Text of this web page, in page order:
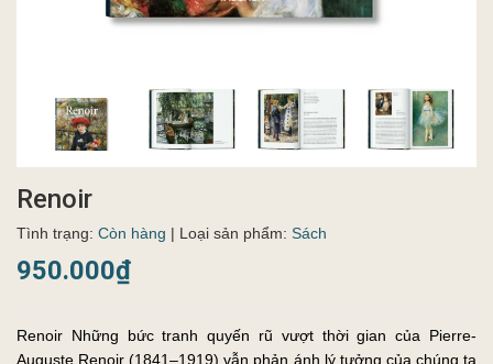
Renoir
Tình trạng: Còn hàng | Loại sản phẩm: Sách
950.000₫
Renoir Những bức tranh quyến rũ vượt thời gian của Pierre-
Auguste Renoir (1841–1919) vẫn phản ánh lý tưởng của chúng ta